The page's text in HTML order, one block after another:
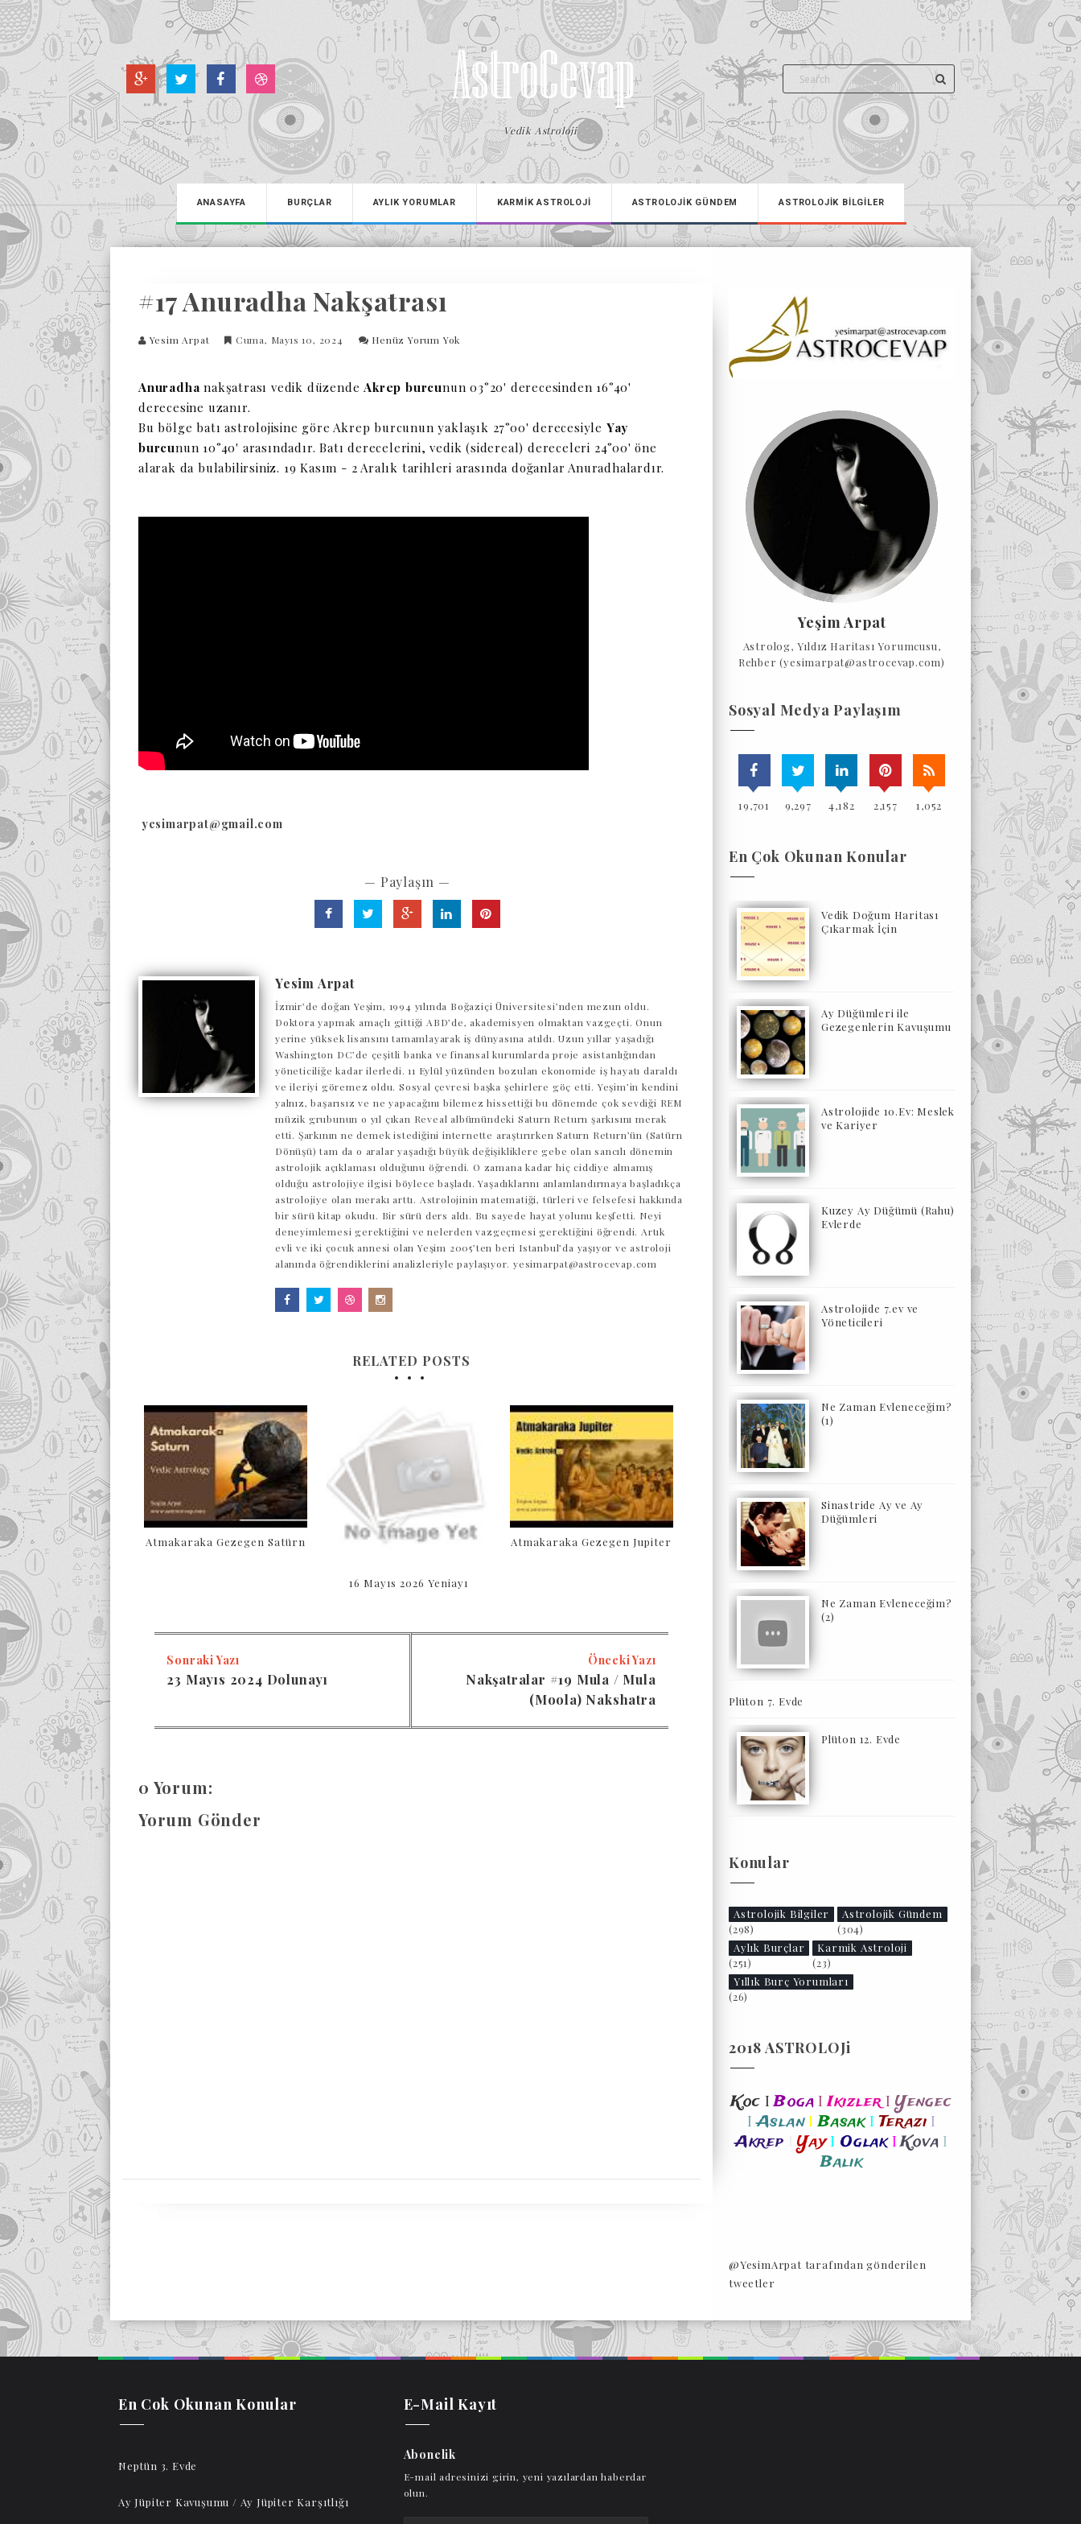
Vedik Astroloji
ANASAYFA BURÇLAR AYLIK YORUMLAR KARMİK ASTROLOJİ ASTROLOJİK GÜNDEM ASTROLOJİK BİLGİLER
#17 Anuradha Nakşatrası
Yesim Arpat Cuma, Mayıs 10, 2024 Henüz Yorum Yok
Anuradha nakşatrası vedik düzendeAkrep burcunun 03°20' derecesinden 16°40'
derecesine uzanır.
Bu bölge batı astrolojisine göre Akrep burcunun yaklaşık 27°00' derecesiyle Yay
burcunun 10°40' arasındadır. Batı derecelerini, vedik (sidereal) dereceleri 24°00' öne
alarak da bulabilirsiniz. 19 Kasım - 2 Aralık tarihleri arasında doğanlar Anuradhalardır.
yesimarpat@gmail.com
— Paylaşın —
Yesim Arpat
İzmir’de doğan Yeşim, 1994 yılında Boğaziçi Üniversitesi’nden mezun oldu.
Doktora yapmak amaçlı gittiği ABD’de, akademisyen olmaktan vazgeçti. Onun
yerine yüksek lisansını tamamlayarak iş dünyasına atıldı. Uzun yıllar yaşadığı
Washington DC’de çeşitli banka ve finansal kurumlarda proje asistanlığından
yöneticiliğe kadar ilerledi. 11 Eylül yüzünden bozulan ekonomide iş hayatı daraldı
ve ileriyi göremez oldu. Sosyal çevresi başka şehirlere göç etti. Yeşim’in kendini
yalnız, başarısız ve ne yapacağını bilemez hissettiği bu dönemde çok sevdiği REM
müzik grubunun o yıl çıkan Reveal albümündeki Saturn Return şarkısını merak
etti. Şarkının ne demek istediğini internette araştırırken Saturn Return’ün (Satürn
Dönüşü) tam da o aralar yaşadığı büyük değişikliklere gebe olan sancılı dönemin
astrolojik açıklaması olduğunu öğrendi. O zamana kadar hiç ciddiye almamış
olduğu astrolojiye ilgisi böylece başladı. Yaşadıklarını anlamlandırmaya başladıkça
astrolojiye olan merakı arttı. Astrolojinin matematiği, türleri ve felsefesi hakkında
bir sürü kitap okudu. Bir sürü ders aldı. Bu sayede hayat yolunu keşfetti. Neyi
deneyimlemesi gerektiğini ve nelerden vazgeçmesi gerektiğini öğrendi. Artık
evli ve iki çocuk annesi olan Yeşim 2005’ten beri Istanbul’da yaşıyor ve astroloji
alanında öğrendiklerini analizleriyle paylaşıyor. yesimarpat@astrocevap.com
RELATED POSTS
Atmakaraka Gezegen Satürn
16 Mayıs 2026 Yeniayı
Atmakaraka Gezegen Jupiter
Sonraki Yazı
23 Mayıs 2024 Dolunayı
Önceki Yazı
Nakşatralar #19 Mula / Mula
(Moola) Nakshatra
0 Yorum:
Yorum Gönder
Yeşim Arpat
Astrolog, Yıldız Haritası Yorumcusu,
Rehber (yesimarpat@astrocevap.com)
Sosyal Medya Paylaşım
19,701 9,297 4,182 2,157 1,052
En Çok Okunan Konular
Vedik Doğum Haritası
Çıkarmak İçin
Ay Düğümleri ile
Gezegenlerin Kavuşumu
Astrolojide 10.Ev: Meslek
ve Kariyer
Kuzey Ay Düğümü (Rahu)
Evlerde
Astrolojide 7.ev ve
Yöneticileri
Ne Zaman Evleneceğim?
(1)
Sinastride Ay ve Ay
Düğümleri
Ne Zaman Evleneceğim?
(2)
Plüton 7. Evde
Plüton 12. Evde
Konular
Astrolojik Bilgiler
(298)
Astrolojik Gündem
(304)
Aylık Burçlar
(251)
Karmik Astroloji
(23)
Yıllık Burç Yorumları
(26)
2018 ASTROLOJi
Koc I Boga I Ikizler I Yengec
I Aslan I Basak I Terazi I
Akrep Yay I Oglak I Kova I
Balik
@YesimArpat tarafından gönderilen
tweetler
En Cok Okunan Konular
Neptün 3. Evde
Ay Jüpiter Kavuşumu / Ay Jüpiter Karşıtlığı
E-Mail Kayıt
Abonelik
E-mail adresinizi girin, yeni yazılardan haberdar
olun.